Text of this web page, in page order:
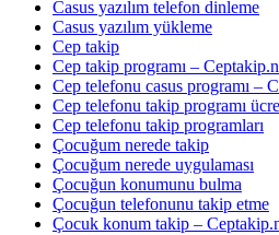
Casus yazılım telefon dinleme
Casus yazılım yükleme
Cep takip
Cep takip programı –
Cep telefonu casus programı –
Cep telefonu takip programı
Cep telefonu takip programları
Çocuğum nerede takip
Çocuğum nerede uygulaması
Çocuğun konumunu bulma
Çocuğun telefonunu takip etme
Çocuk konum takip –